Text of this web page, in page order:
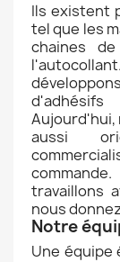
Ils existent
tel que les
chaines
aussi
travaillons
nous
Notre
Une équipe